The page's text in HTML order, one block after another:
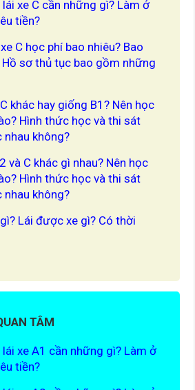
xe C cần những gì? Làm ở
tiền?
C học phí bao nhiêu? Bao
Hồ sơ thủ tục bao gồm những
khác hay giống B1? Nên học
Hình thức học và thi sát
nhau không?
và C khác gì nhau? Nên học
Hình thức học và thi sát
nhau không?
Lái được xe gì? Có thời
TÂM
xe A1 cần những gì? Làm ở
tiền?